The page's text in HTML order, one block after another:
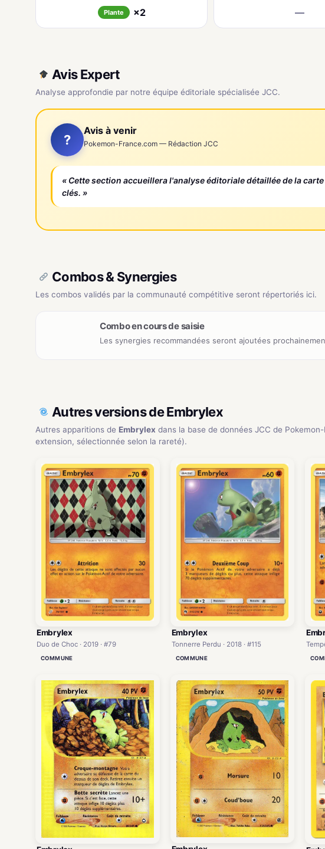
Plante ×2 —
Avis Expert
Analyse approfondie par notre équipe éditoriale spécialisée JCC.
?
Avis à venir
Pokemon-France.com — Rédaction JCC
« Cette section accueillera l'analyse éditoriale détaillée de la
clés. »
Combos & Synergies
Les combos validés par la communauté compétitive seront répertoriés ici.
Combo en cours de saisie
Les synergies recommandées seront ajoutées
Autres versions de Embrylex
Autres apparitions de Embrylex dans la base de données JCC de
extension, sélectionnée selon la rareté).
Embrylex
Duo de Choc · 2019 · #79
COMMUNE
Embrylex
Tonnerre Perdu · 2018 · #115
COMMUNE